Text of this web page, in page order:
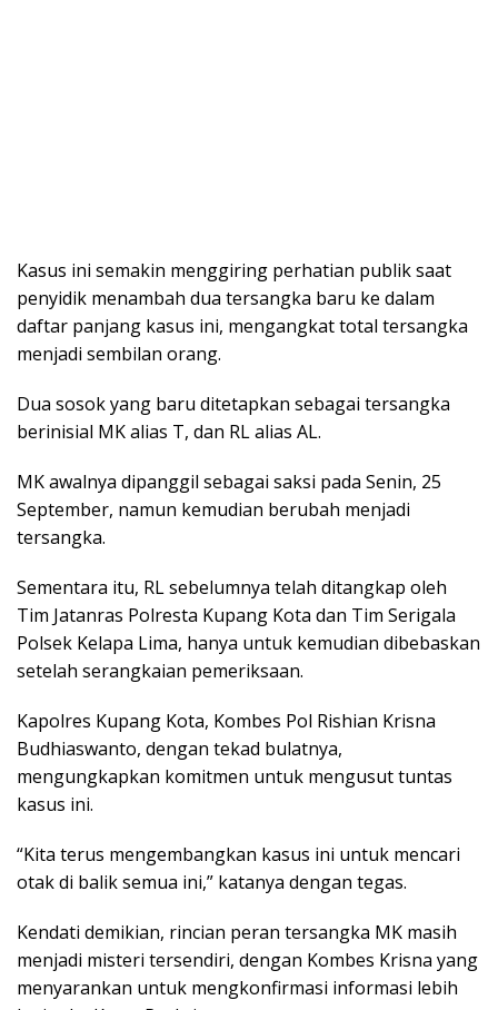
Kasus ini semakin menggiring perhatian publik saat
penyidik menambah dua tersangka baru ke dalam
daftar panjang kasus ini, mengangkat total tersangka
menjadi sembilan orang.
Dua sosok yang baru ditetapkan sebagai tersangka
berinisial MK alias T, dan RL alias AL.
MK awalnya dipanggil sebagai saksi pada Senin, 25
September, namun kemudian berubah menjadi
tersangka.
Sementara itu, RL sebelumnya telah ditangkap oleh
Tim Jatanras Polresta Kupang Kota dan Tim Serigala
Polsek Kelapa Lima, hanya untuk kemudian dibebaskan
setelah serangkaian pemeriksaan.
Kapolres Kupang Kota, Kombes Pol Rishian Krisna
Budhiaswanto, dengan tekad bulatnya,
mengungkapkan komitmen untuk mengusut tuntas
kasus ini.
“Kita terus mengembangkan kasus ini untuk mencari
otak di balik semua ini,” katanya dengan tegas.
Kendati demikian, rincian peran tersangka MK masih
menjadi misteri tersendiri, dengan Kombes Krisna yang
menyarankan untuk mengkonfirmasi informasi lebih